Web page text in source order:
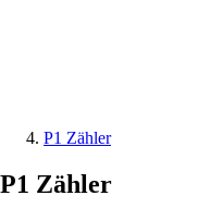
P1 Zähler
P1 Zähler